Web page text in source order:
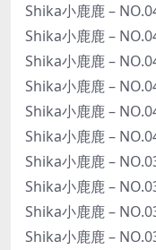
Shika小鹿鹿 –
Shika小鹿鹿 –
Shika小鹿鹿 –
Shika小鹿鹿 –
Shika小鹿鹿 –
Shika小鹿鹿 –
Shika小鹿鹿 –
Shika小鹿鹿 –
Shika小鹿鹿 –
Shika小鹿鹿 –